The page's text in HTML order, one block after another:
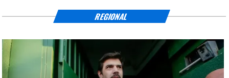
REGIONAL